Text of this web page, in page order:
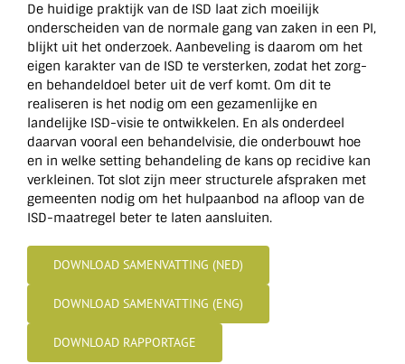
De huidige praktijk van de ISD laat zich moeilijk
onderscheiden van de normale gang van zaken in een PI,
blijkt uit het onderzoek. Aanbeveling is daarom om het
eigen karakter van de ISD te versterken, zodat het zorg-
en behandeldoel beter uit de verf komt. Om dit te
realiseren is het nodig om een gezamenlijke en
landelijke ISD-visie te ontwikkelen. En als onderdeel
daarvan vooral een behandelvisie, die onderbouwt hoe
en in welke setting behandeling de kans op recidive kan
verkleinen. Tot slot zijn meer structurele afspraken met
gemeenten nodig om het hulpaanbod na afloop van de
ISD-maatregel beter te laten aansluiten.
DOWNLOAD SAMENVATTING (NED)
DOWNLOAD SAMENVATTING (ENG)
DOWNLOAD RAPPORTAGE